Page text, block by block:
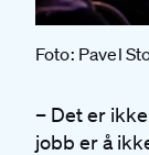
Foto: Pavel
– Det er
jobb er å